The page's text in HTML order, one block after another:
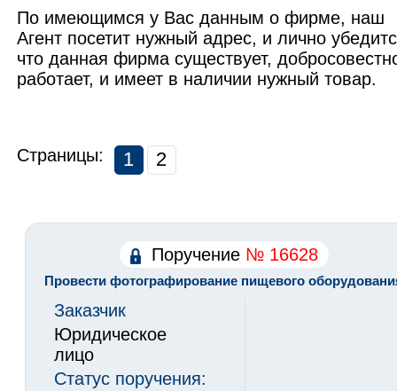
По имеющимся у Вас данным о фирме, наш
Агент посетит нужный адрес, и лично
что данная фирма существует,
работает, и имеет в наличии нужный товар.
Страницы: 1 2
Поручение № 16628
Провести фотографирование пищевого
Заказчик
Юридическое
лицо
Статус поручения: